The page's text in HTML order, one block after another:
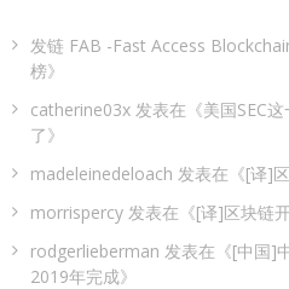
发链 FAB -Fast Access
榜》
catherine03x 发表在《美国SEC
了》
madeleinedeloach 发表在《[译]
morrispercy 发表在《[译]区块链
rodgerlieberman 发表在《[中国]
2019年完成》